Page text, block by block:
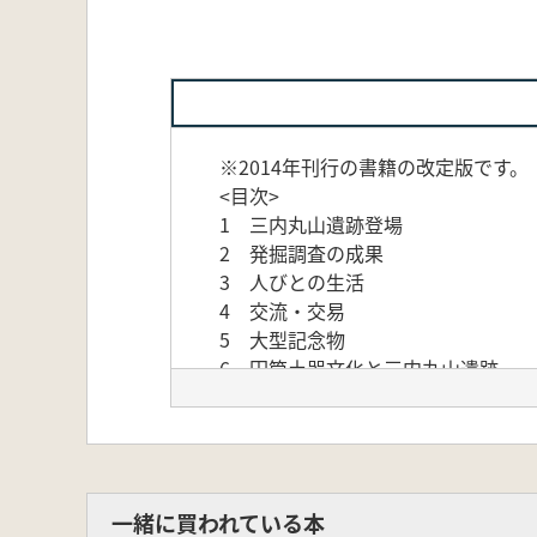
※2014年刊行の書籍の改定版です。
<目次>
1 三内丸山遺跡登場
2 発掘調査の成果
3 人びとの生活
4 交流・交易
5 大型記念物
6 円筒土器文化と三内丸山遺跡
一緒に買われている本